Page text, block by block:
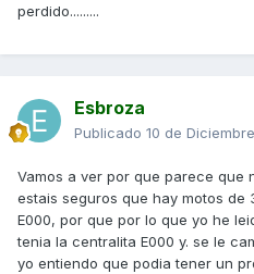
perdido.........
Esbroza
Publicado 10 de
Vamos a ver por que parece que
estais seguros que hay motos de
E000, por que por lo que yo he
tenia la centralita E000 y. se le
yo entiendo que podia tener un